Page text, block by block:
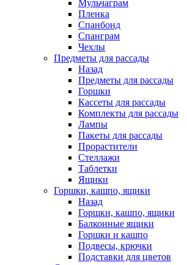
Мульчаграм
Пленка
Спанбонд
Спанграм
Чехлы
Предметы для рассады
Назад
Предметы для рассады
Горшки
Кассеты для рассады
Комплекты для рассады
Лампы
Пакеты для рассады
Прорастители
Стеллажи
Таблетки
Ящики
Горшки, кашпо, ящики
Назад
Горшки, кашпо, ящики
Балконные ящики
Горшки и кашпо
Подвесы, крючки
Подставки для цветов